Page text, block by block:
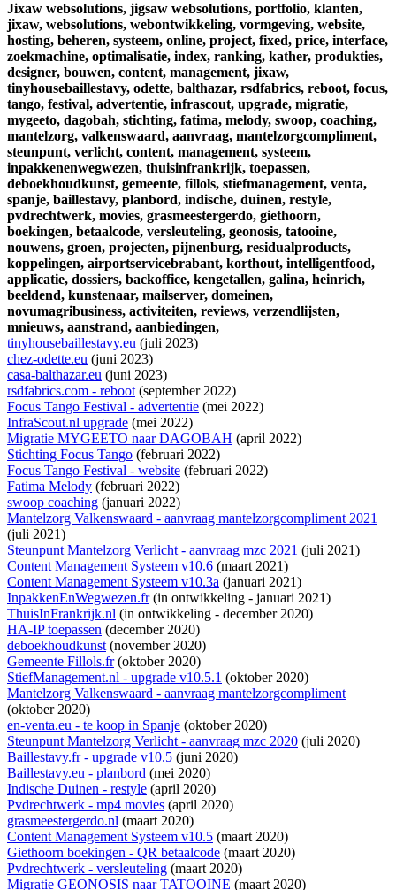
Jixaw websolutions, jigsaw websolutions, portfolio, klanten,
jixaw, websolutions, webontwikkeling, vormgeving, website,
hosting, beheren, systeem, online, project, fixed, price, interface,
zoekmachine, optimalisatie, index, ranking, kather, produkties,
designer, bouwen, content, management, jixaw,
tinyhousebaillestavy, odette, balthazar, rsdfabrics, reboot, focus,
tango, festival, advertentie, infrascout, upgrade, migratie,
mygeeto, dagobah, stichting, fatima, melody, swoop, coaching,
mantelzorg, valkenswaard, aanvraag, mantelzorgcompliment,
steunpunt, verlicht, content, management, systeem,
inpakkenenwegwezen, thuisinfrankrijk, toepassen,
deboekhoudkunst, gemeente, fillols, stiefmanagement, venta,
spanje, baillestavy, planbord, indische, duinen, restyle,
pvdrechtwerk, movies, grasmeestergerdo, giethoorn,
boekingen, betaalcode, versleuteling, geonosis, tatooine,
nouwens, groen, projecten, pijnenburg, residualproducts,
koppelingen, airportservicebrabant, korthout, intelligentfood,
applicatie, dossiers, backoffice, kengetallen, galina, heinrich,
beeldend, kunstenaar, mailserver, domeinen,
novumagribusiness, activiteiten, reviews, verzendlijsten,
mnieuws, aanstrand, aanbiedingen,
tinyhousebaillestavy.eu (juli 2023)
chez-odette.eu (juni 2023)
casa-balthazar.eu (juni 2023)
rsdfabrics.com - reboot(september 2022)
Focus Tango Festival - advertentie (mei 2022)
InfraScout.nl upgrade (mei 2022)
Migratie MYGEETO naar DAGOBAH (april 2022)
Stichting Focus Tango (februari 2022)
Focus Tango Festival - website (februari 2022)
Fatima Melody (februari 2022)
swoop coaching (januari 2022)
Mantelzorg Valkenswaard - aanvraag mantelzorgcompliment 2021
(juli 2021)
Steunpunt Mantelzorg Verlicht - aanvraag mzc 2021 (juli 2021)
Content Management Systeem v10.6 (maart 2021)
Content Management Systeem v10.3a (januari 2021)
InpakkenEnWegwezen.fr(in ontwikkeling - januari 2021)
ThuisInFrankrijk.nl (in ontwikkeling - december 2020)
HA-IP toepassen (december 2020)
deboekhoudkunst(november 2020)
Gemeente Fillols.fr(oktober 2020)
StiefManagement.nl - upgrade v10.5.1 (oktober 2020)
Mantelzorg Valkenswaard - aanvraag mantelzorgcompliment
(oktober 2020)
en-venta.eu - te koop in Spanje (oktober 2020)
Steunpunt Mantelzorg Verlicht - aanvraag mzc 2020 (juli 2020)
Baillestavy.fr - upgrade v10.5 (juni 2020)
Baillestavy.eu - planbord (mei 2020)
Indische Duinen - restyle (april 2020)
Pvdrechtwerk - mp4 movies (april 2020)
grasmeestergerdo.nl (maart 2020)
Content Management Systeem v10.5 (maart 2020)
Giethoorn boekingen - QR betaalcode (maart 2020)
Pvdrechtwerk - versleuteling (maart 2020)
Migratie GEONOSIS naar TATOOINE (maart 2020)